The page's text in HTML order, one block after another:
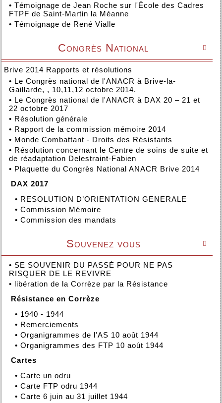
• Témoignage de Jean Roche sur l'École des Cadres
FTPF de Saint-Martin la Méanne
• Témoignage de René Vialle

Congrès National
Brive 2014 Rapports et résolutions
• Le Congrès national de l'ANACR à Brive-la-
Gaillarde, , 10,11,12 octobre 2014.
• Le Congrès national de l'ANACR à DAX 20 – 21 et
22 octobre 2017
• Résolution générale
• Rapport de la commission mémoire 2014
• Monde Combattant - Droits des Résistants
• Résolution concernant le Centre de soins de suite et
de réadaptation Delestraint-Fabien
• Plaquette du Congrès National ANACR Brive 2014
DAX 2017
• RESOLUTION D’ORIENTATION GENERALE
• Commission Mémoire
• Commission des mandats

Souvenez vous
• SE SOUVENIR DU PASSÉ POUR NE PAS
RISQUER DE LE REVIVRE
• libération de la Corrèze par la Résistance
Résistance en Corrèze
• 1940 - 1944
• Remerciements
• Organigrammes de l'AS 10 août 1944
• Organigrammes des FTP 10 août 1944
Cartes
• Carte un odru
• Carte FTP odru 1944
• Carte 6 juin au 31 juillet 1944